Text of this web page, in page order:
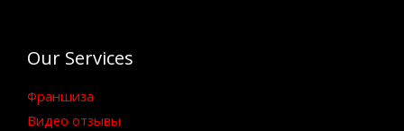
Our Services
Франшиза
Видео отзывы